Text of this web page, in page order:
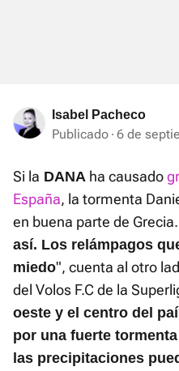
Isabel Pacheco
Publicado 6 de
Si la DANA ha causado
España, la tormenta
en buena parte de
así. Los relámpagos
miedo", cuenta al otro
del Volos F.C de la
oeste y el centro del
por una fuerte
las precipitaciones